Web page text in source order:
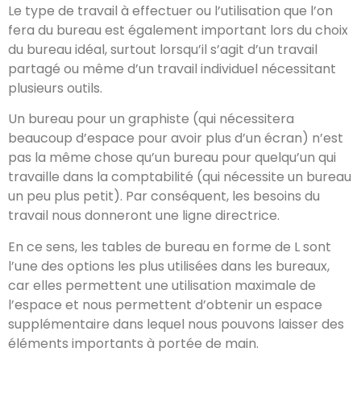
Le type de travail à effectuer ou l’utilisation que l’on
fera du bureau est également important lors du choix
du bureau idéal, surtout lorsqu’il s’agit d’un travail
partagé ou même d’un travail individuel nécessitant
plusieurs outils.
Un bureau pour un graphiste (qui nécessitera
beaucoup d’espace pour avoir plus d’un écran) n’est
pas la même chose qu’un bureau pour quelqu’un qui
travaille dans la comptabilité (qui nécessite un bureau
un peu plus petit). Par conséquent, les besoins du
travail nous donneront une ligne directrice.
En ce sens, les tables de bureau en forme de L sont
l’une des options les plus utilisées dans les bureaux,
car elles permettent une utilisation maximale de
l’espace et nous permettent d’obtenir un espace
supplémentaire dans lequel nous pouvons laisser des
éléments importants à portée de main.